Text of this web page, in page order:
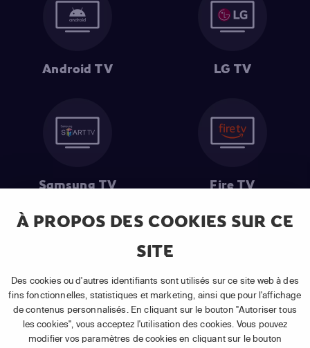
À PROPOS DES COOKIES SUR CE
SITE
Des cookies ou d'autres identifiants sont utilisés sur ce site web à des
fins fonctionnelles, statistiques et marketing, ainsi que pour l'affichage
de contenus personnalisés. En cliquant sur le bouton "Autoriser tous
les cookies", vous acceptez l'utilisation des cookies. Vous pouvez
modifier vos paramètres de cookies en cliquant sur le bouton
Android TV LG TV
Samsung TV Fire TV
souscription à un abonnement APP TV Basic.
(2) Prix de l'abonnement : TVA comprise, hors promotion, hors frais
uniques d'activation, hors frais de matériel et hors frais d'installation.
(3) Restart & Replay:Voir toutes les chaînes disposant de cette
fonctionnalité.